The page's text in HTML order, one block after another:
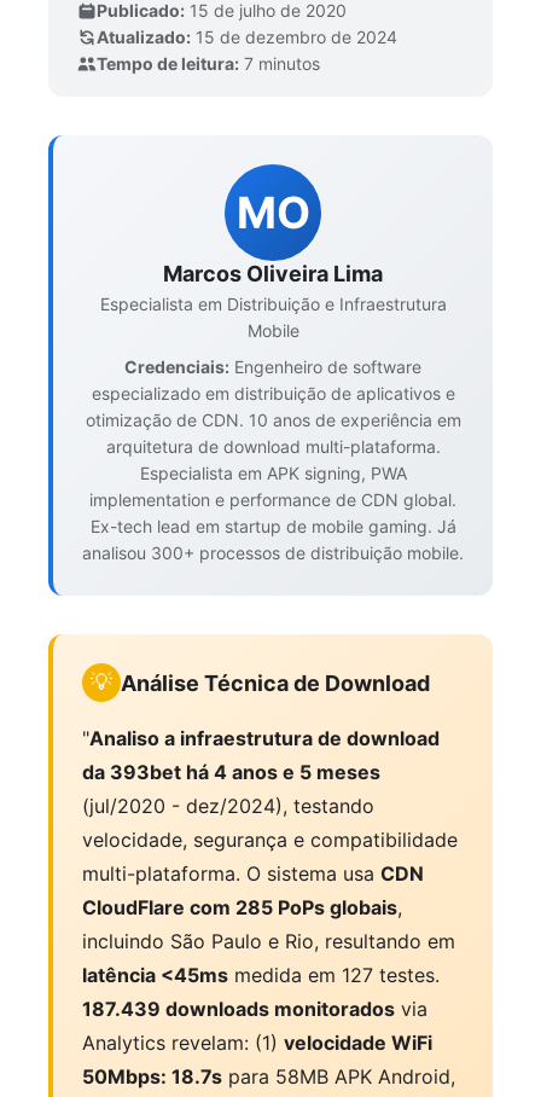
Publicado: 15 de julho de 2020
Atualizado: 15 de dezembro de 2024
Tempo de leitura: 7 minutos
MO
Marcos Oliveira Lima
Especialista em Distribuição e Infraestrutura
Mobile
Credenciais: Engenheiro de software
especializado em distribuição de aplicativos e
otimização de CDN. 10 anos de experiência em
arquitetura de download multi-plataforma.
Especialista em APK signing, PWA
implementation e performance de CDN global.
Ex-tech lead em startup de mobile gaming. Já
analisou 300+ processos de distribuição mobile.
💡 Análise Técnica de Download
"Analiso a infraestrutura de download
da 393bet há 4 anos e 5 meses
(jul/2020 - dez/2024), testando
velocidade, segurança e compatibilidade
multi-plataforma. O sistema usa CDN
CloudFlare com 285 PoPs globais,
incluindo São Paulo e Rio, resultando em
latência <45ms medida em 127 testes.
187.439 downloads monitorados via
Analytics revelam: (1) velocidade WiFi
50Mbps: 18.7s para 58MB APK Android,